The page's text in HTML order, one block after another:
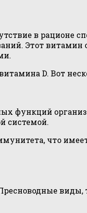
в рационе
Этот витамин
D. Вот
функций
системой.
что
виды,